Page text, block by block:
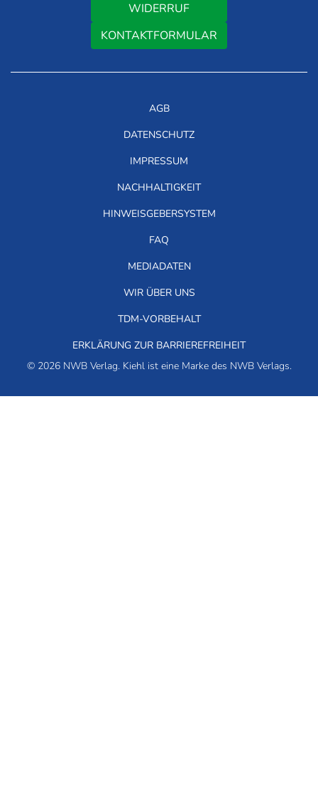
WIDERRUF
KONTAKTFORMULAR
© 2026 NWB Verlag. Kiehl ist eine Marke des NWB Verlags.
AGB
DATENSCHUTZ
IMPRESSUM
NACHHALTIGKEIT
HINWEISGEBERSYSTEM
FAQ
MEDIADATEN
WIR ÜBER UNS
TDM-VORBEHALT
ERKLÄRUNG ZUR BARRIEREFREIHEIT